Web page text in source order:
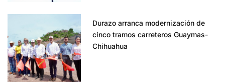
Durazo arranca modernización de
cinco tramos carreteros Guaymas-
Chihuahua